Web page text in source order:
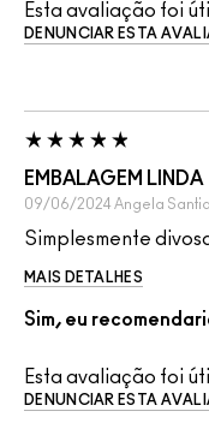
Esta avaliação foi
DENUNCIAR ESTA
EMBALAGEM LINDA
09/06/2024 Angela
Simplesmente
MAIS DETALHES
Sim, eu
Esta avaliação foi
DENUNCIAR ESTA